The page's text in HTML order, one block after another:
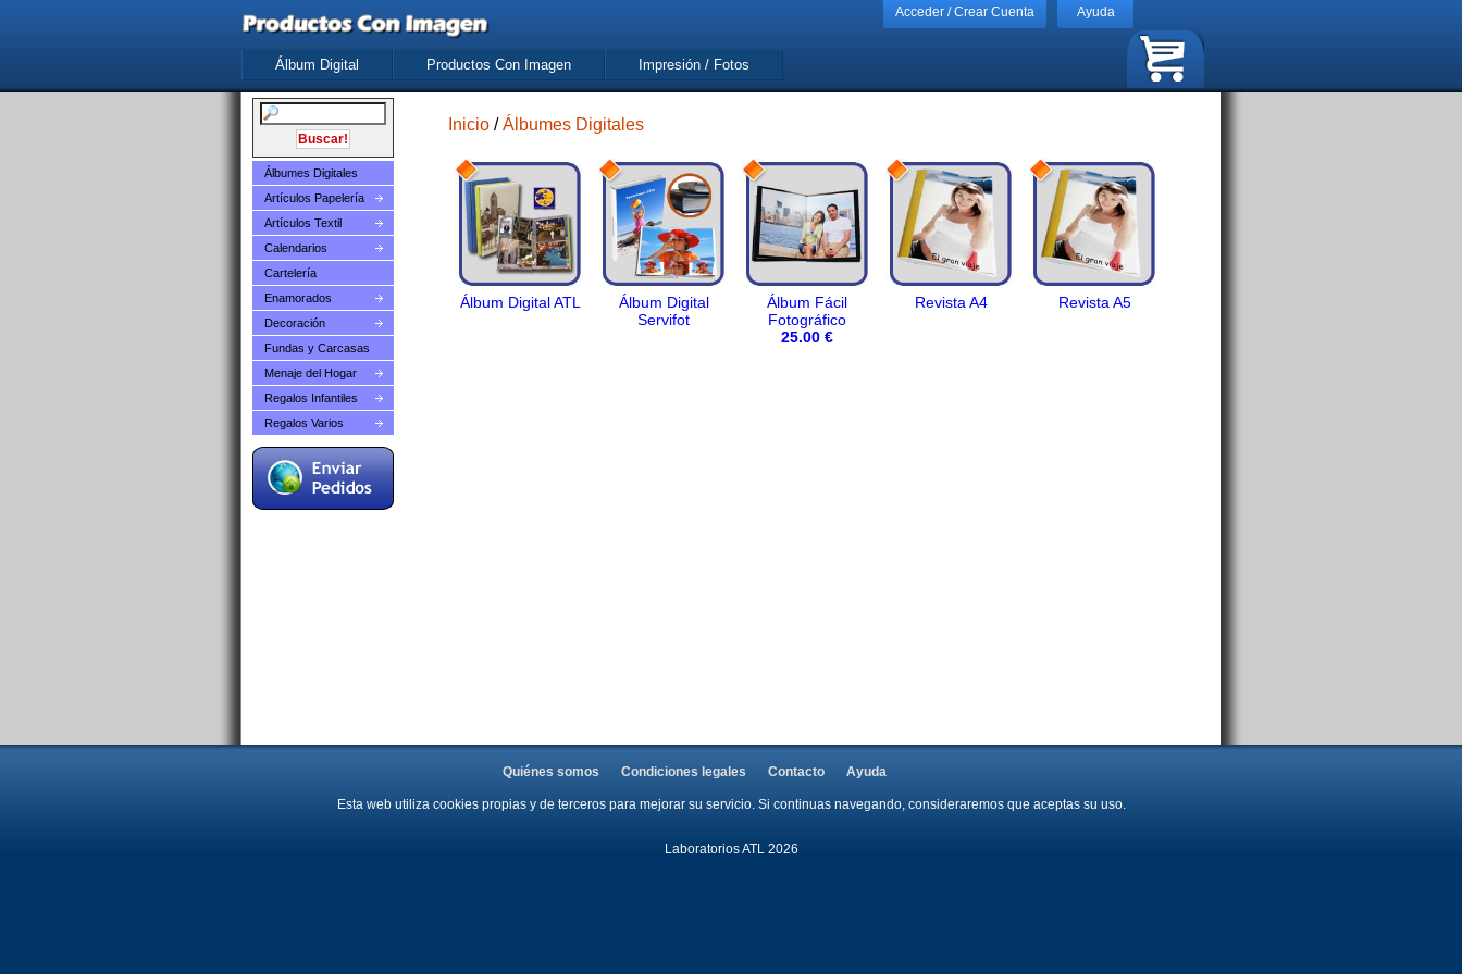
Ayuda
Acceder / Crear Cuenta
Álbum Digital Productos Con Imagen Impresión / Fotos
Álbumes Digitales
Artículos Papelería
Artículos Textil
Calendarios
Cartelería
Enamorados
Decoración
Fundas y Carcasas
Menaje del Hogar
Regalos Infantiles
Regalos Varios
Inicio /Álbumes Digitales
Álbum Digital ATL
Álbum Digital
Servifot
Álbum Fácil
Fotográfico
25.00 €
Revista A4 Revista A5
Quiénes somos Condiciones legales Contacto Ayuda
Esta web utiliza cookies propias y de terceros para mejorar su servicio. Si continuas navegando, consideraremos que aceptas su uso.
Laboratorios ATL 2026